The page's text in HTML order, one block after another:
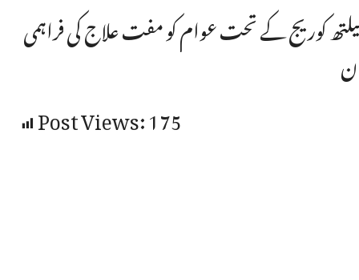
کوریج کے تحت عوام کو مفت علاج کی فراہمی
Post Views:175